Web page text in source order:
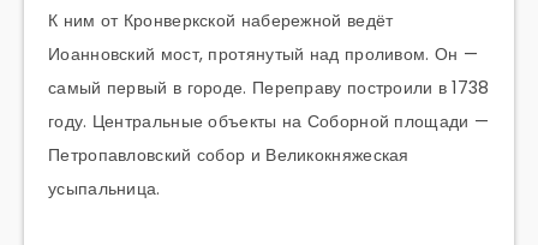
К ним от Кронверкской набережной ведёт
Иоанновский мост, протянутый над проливом. Он —
самый первый в городе. Переправу построили в 1738
году. Центральные объекты на Соборной площади —
Петропавловский собор и Великокняжеская
усыпальница.